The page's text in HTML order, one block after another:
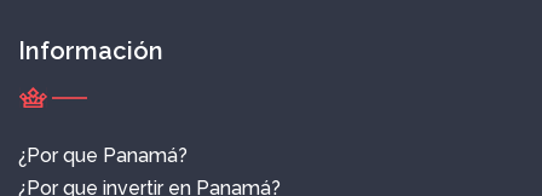
Información
¿Por que Panamá?
¿Por que invertir en Panamá?